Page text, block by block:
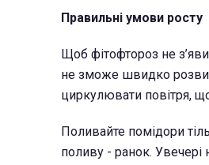
Правильні умови росту
Щоб фітофтороз не
не зможе швидко
циркулювати повітря,
Поливайте помідори
поливу - ранок.